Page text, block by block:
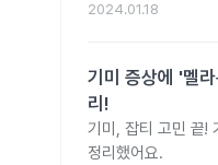
2024.01.18
기미 증상에 '멜
리!
기미, 잡티 고민 끝!
정리했어요.